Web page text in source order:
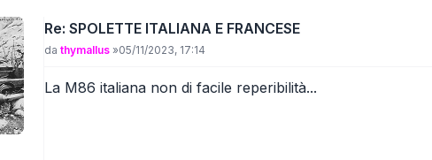
Re: SPOLETTE ITALIANA E FRANCESE
Messaggio
da thymallus »05/11/2023, 17:14
La M86 italiana non di facile reperibilità...